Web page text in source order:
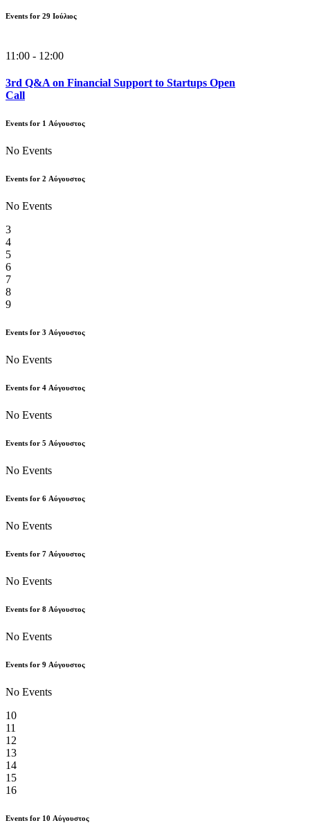
Events for 29 Ιούλιος
11:00 - 12:00
3rd Q&A on Financial Support to Startups Open
Call
Events for 1 Αύγουστος
No Events
Events for 2 Αύγουστος
No Events
3
4
5
6
7
8
9
Events for 3 Αύγουστος
No Events
Events for 4 Αύγουστος
No Events
Events for 5 Αύγουστος
No Events
Events for 6 Αύγουστος
No Events
Events for 7 Αύγουστος
No Events
Events for 8 Αύγουστος
No Events
Events for 9 Αύγουστος
No Events
10
11
12
13
14
15
16
Events for 10 Αύγουστος